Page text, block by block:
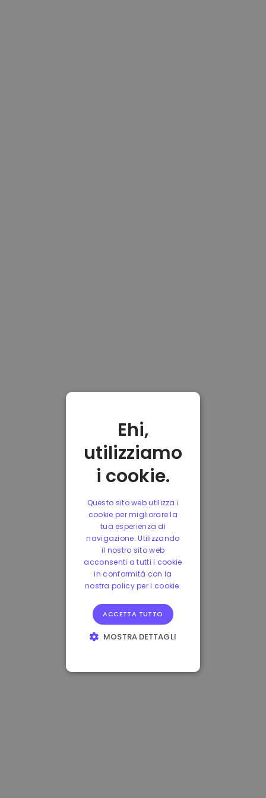
Ehi,
utilizziamo
i cookie.
Questo sito web utilizza i
cookie per migliorare la
tua esperienza di
navigazione. Utilizzando
il nostro sito web
acconsenti a tutti i cookie
in conformità con la
nostra policy per i cookie.
ACCETTA TUTTO
MOSTRA DETTAGLI